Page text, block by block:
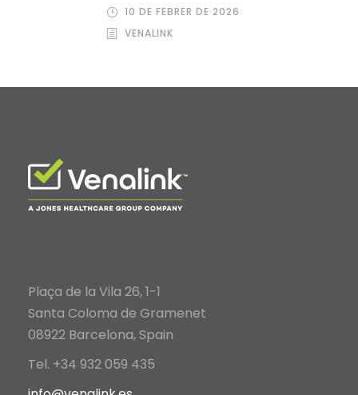
10 DE FEBRER DE 2026
VENALINK
Plaça de la Vila 26, 1-1
Santa Coloma de Gramenet
08922 Barcelona, Spain
Tel. +34 932 059 435